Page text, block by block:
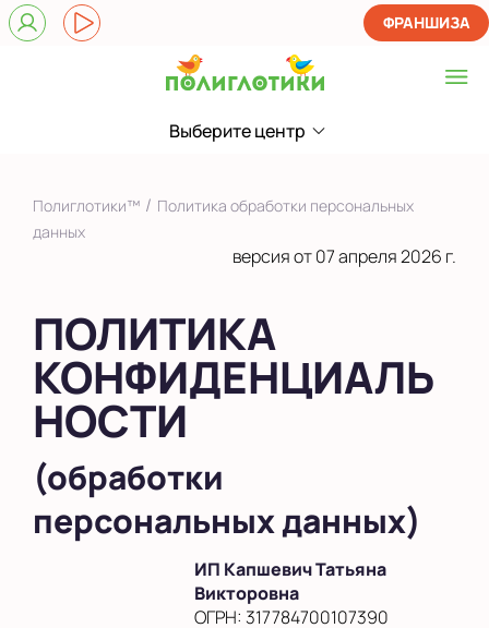
Выберите центр
Выберите центр
Показать на карте
Выбрать другой город
ФРАНШИЗА
Полиглотики™ / Политика обработки персональных
данных
версия от 07 апреля 2026 г.
ПОЛИТИКА
КОНФИДЕНЦИАЛЬ
НОСТИ
(обработки
персональных данных)
ИП Капшевич Татьяна
Викторовна
ОГРН: 317784700107390